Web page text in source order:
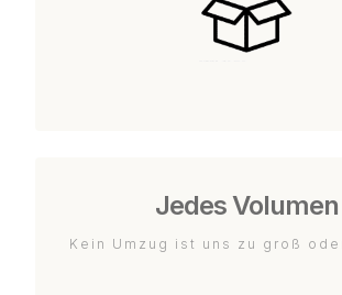
Jedes Volumen
Kein Umzug ist uns zu groß